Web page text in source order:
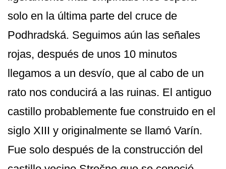
solo en la última parte del cruce de
Podhradská. Seguimos aún las señales
rojas, después de unos 10 minutos
llegamos a un desvío, que al cabo de un
rato nos conducirá a las ruinas. El antiguo
castillo probablemente fue construido en el
siglo XIII y originalmente se llamó Varín.
Fue solo después de la construcción del